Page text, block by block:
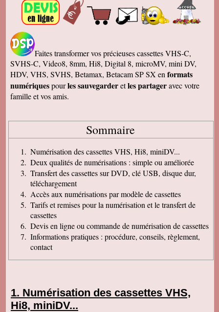
Faites transformer vos précieuses cassettes VHS-C,
SVHS-C, Video8, 8mm, Hi8, Digital 8, microMV, mini DV,
HDV, VHS, SVHS, Betamax, Betacam SP SX en formats
numériquespourles sauvegarderetles partageravec votre
famille et vos amis.
Sommaire
Numérisation des cassettes VHS, Hi8, miniDV...
Deux qualités de numérisations : simple ou améliorée
Transfert des cassettes sur DVD, clé USB, disque dur,
téléchargement
Accès aux numérisations par modèle de cassettes
Tarifs et remises pour la numérisation et le transfert de
cassettes
Devis en ligne ou commande de numérisation de cassettes
Informations pratiques : procédure, conseils, règlement,
contact
Numérisation des cassettes VHS,
Hi8, miniDV...